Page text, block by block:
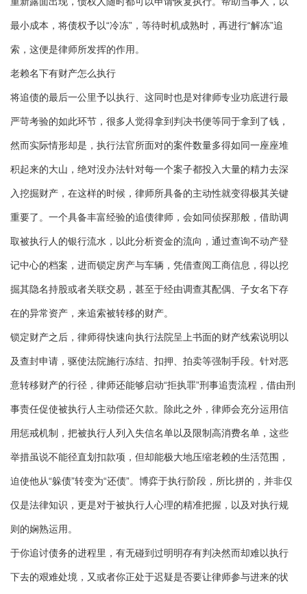
最小成本，将债权予以“冷冻”，等待时机成熟时，再进行“解冻”追
索，这便是律师所发挥的作用。
老赖名下有财产怎么执行
将追债的最后一公里予以执行、这同时也是对律师专业功底进行最
严苛考验的如此环节，很多人觉得拿到判决书便等同于拿到了钱，
然而实际情形却是，执行法官所面对的案件数量多得如同一座座堆
积起来的大山，绝对没办法针对每一个案子都投入大量的精力去深
入挖掘财产，在这样的时候，律师所具备的主动性就变得极其关键
重要了。一个具备丰富经验的追债律师，会如同侦探那般，借助调
取被执行人的银行流水，以此分析资金的流向，通过查询不动产登
记中心的档案，进而锁定房产与车辆，凭借查阅工商信息，得以挖
掘其隐名持股或者关联交易，甚至于经由调查其配偶、子女名下存
在的异常资产，来追索被转移的财产。
锁定财产之后，律师得快速向执行法院呈上书面的财产线索说明以
及查封申请，驱使法院施行冻结、扣押、拍卖等强制手段。针对恶
意转移财产的行径，律师还能够启动“拒执罪”刑事追责流程，借由刑
事责任促使被执行人主动偿还欠款。除此之外，律师会充分运用信
用惩戒机制，把被执行人列入失信名单以及限制高消费名单，这些
举措虽说不能径直划扣款项，但却能极大地压缩老赖的生活范围，
迫使他从“躲债”转变为“还债”。博弈于执行阶段，所比拼的，并非仅
仅是法律知识，更是对于被执行人心理的精准把握，以及对执行规
则的娴熟运用。
于你追讨债务的进程里，有无碰到过明明存有判决然而却难以执行
下去的艰难处境，又或者你正处于迟疑是否要让律师参与进来的状